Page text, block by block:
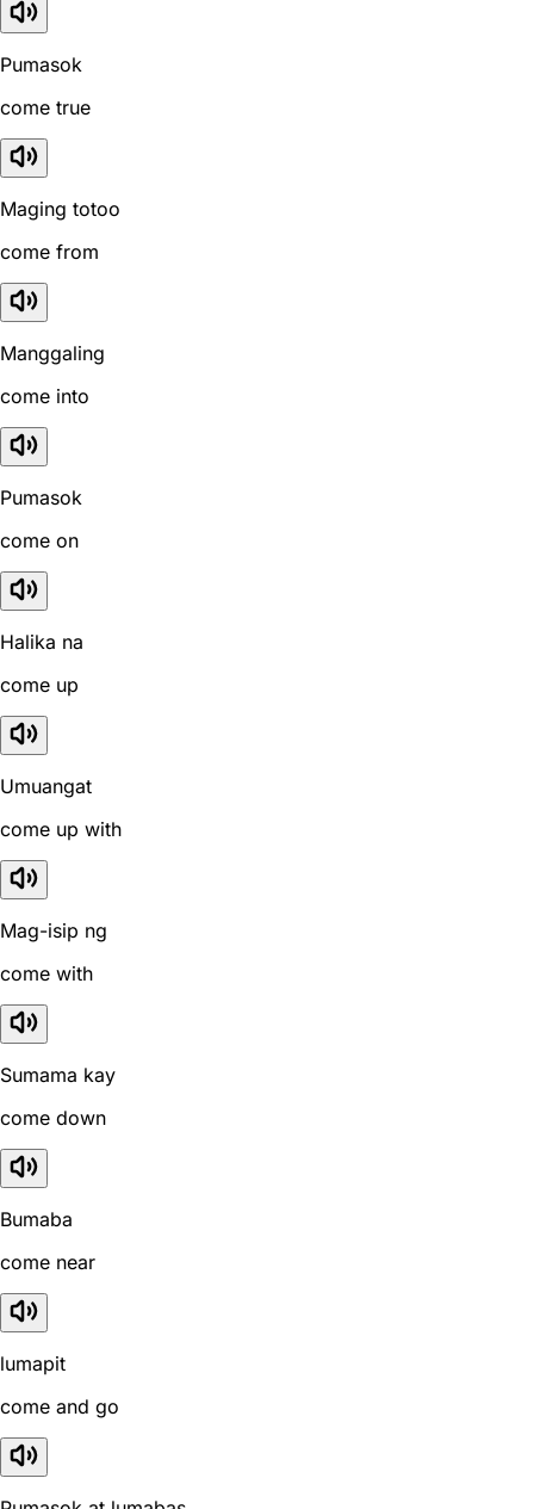
Pumasok
come true
Maging totoo
come from
Manggaling
come into
Pumasok
come on
Halika na
come up
Umuangat
come up with
Mag-isip ng
come with
Sumama kay
come down
Bumaba
come near
lumapit
come and go